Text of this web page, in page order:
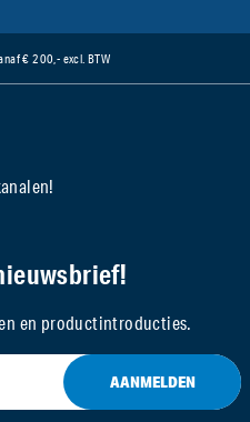
€ 200,- excl. BTW
en productintroducties.
AANMELDEN